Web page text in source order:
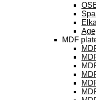
MDF